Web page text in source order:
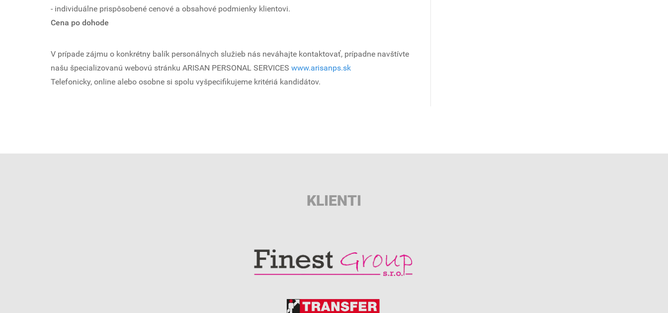
- individuálne prispôsobené cenové a obsahové podmienky klientovi.
Cena po dohode
V prípade zájmu o konkrétny balík personálnych služieb nás neváhajte kontaktovať, prípadne navštívte
našu špecializovanú webovú stránku ARISAN PERSONAL SERVICES www.arisanps.sk
Telefonicky, online alebo osobne si spolu vyšpecifikujeme kritériá kandidátov.
KLIENTI